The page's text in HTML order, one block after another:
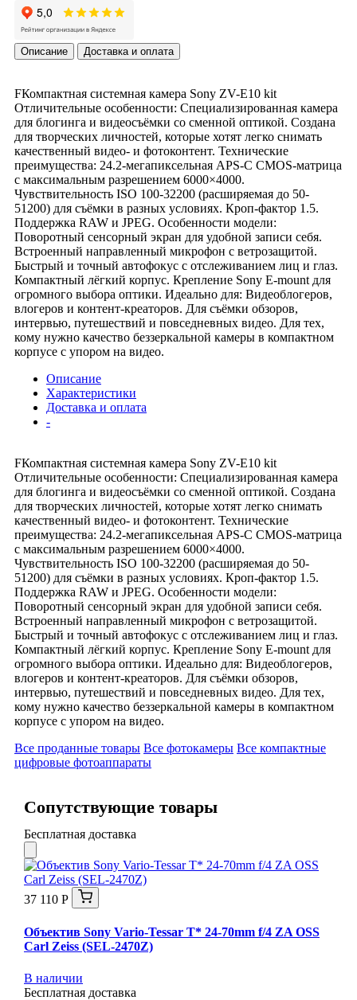
Описание Доставка и оплата
FКомпактная системная камера Sony ZV-E10 kit
Отличительные особенности: Специализированная камера
для блогинга и видеосъёмки со сменной оптикой. Создана
для творческих личностей, которые хотят легко снимать
качественный видео- и фотоконтент. Технические
преимущества: 24.2-мегапиксельная APS-C CMOS-матрица
с максимальным разрешением 6000×4000.
Чувствительность ISO 100-32200 (расширяемая до 50-
51200) для съёмки в разных условиях. Кроп-фактор 1.5.
Поддержка RAW и JPEG. Особенности модели:
Поворотный сенсорный экран для удобной записи себя.
Встроенный направленный микрофон с ветрозащитой.
Быстрый и точный автофокус с отслеживанием лиц и глаз.
Компактный лёгкий корпус. Крепление Sony E-mount для
огромного выбора оптики. Идеально для: Видеоблогеров,
влогеров и контент-креаторов. Для съёмки обзоров,
интервью, путешествий и повседневных видео. Для тех,
кому нужно качество беззеркальной камеры в компактном
корпусе с упором на видео.
Описание
Характеристики
Доставка и оплата
-
FКомпактная системная камера Sony ZV-E10 kit
Отличительные особенности: Специализированная камера
для блогинга и видеосъёмки со сменной оптикой. Создана
для творческих личностей, которые хотят легко снимать
качественный видео- и фотоконтент. Технические
преимущества: 24.2-мегапиксельная APS-C CMOS-матрица
с максимальным разрешением 6000×4000.
Чувствительность ISO 100-32200 (расширяемая до 50-
51200) для съёмки в разных условиях. Кроп-фактор 1.5.
Поддержка RAW и JPEG. Особенности модели:
Поворотный сенсорный экран для удобной записи себя.
Встроенный направленный микрофон с ветрозащитой.
Быстрый и точный автофокус с отслеживанием лиц и глаз.
Компактный лёгкий корпус. Крепление Sony E-mount для
огромного выбора оптики. Идеально для: Видеоблогеров,
влогеров и контент-креаторов. Для съёмки обзоров,
интервью, путешествий и повседневных видео. Для тех,
кому нужно качество беззеркальной камеры в компактном
корпусе с упором на видео.
Все проданные товары Все фотокамеры Все компактные
цифровые фотоаппараты
Сопутствующие товары
Бесплатная доставка
37 110 Р
Объектив Sony Vario-Tessar T* 24-70mm f/4 ZA OSS
Carl Zeiss (SEL-2470Z)
В наличии
Бесплатная доставка